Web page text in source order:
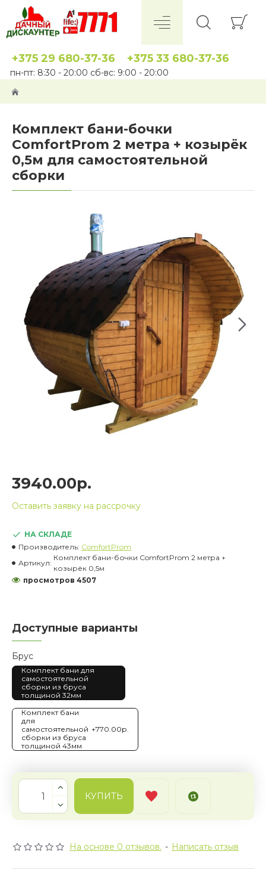
+375 29 680-37-36 +375 33 680-37-36
пн-пт: 8:30 - 20:00 сб-вс: 9:00 - 20:00
Комплект бани-бочки
ComfortProm 2 метра + козырёк
0,5м для самостоятельной
сборки
НА СКЛАДЕ
Производитель: ComfortProm
Артикул:
Комплект бани-бочки ComfortProm 2 метра +
козырёк 0,5м
просмотров 4507
На основе 0 отзывов. - Написать отзыв
3940.00р.
Оставить заявку на рассрочку
Доступные варианты
Брус
Комплект бани для
самостоятельной
сборки из бруса
толщиной 32мм
Комплект бани
для
самостоятельной
сборки из бруса
толщиной 43мм
+770.00р.
КУПИТЬ